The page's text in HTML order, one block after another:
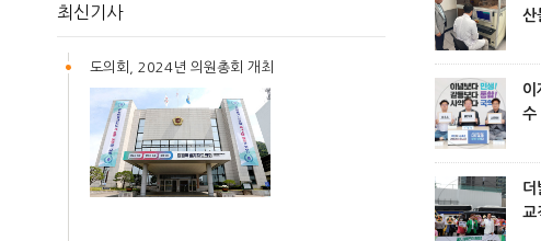
산
2
이
수
사
서
더
교
최신기사
도의회, 2024년 의원총회 개최